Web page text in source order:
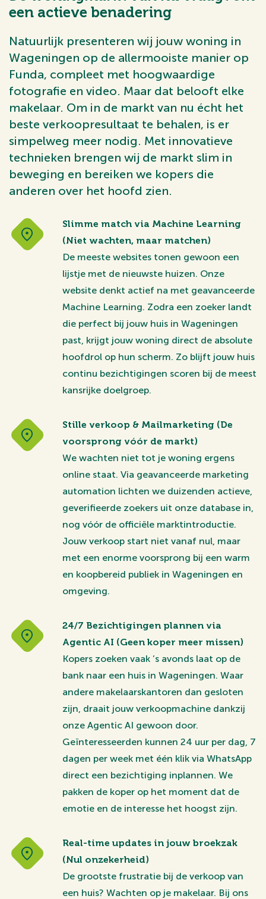
een actieve benadering
Natuurlijk presenteren wij jouw woning in
Wageningen op de allermooiste manier op
Funda, compleet met hoogwaardige
fotografie en video. Maar dat belooft elke
makelaar. Om in de markt van nu écht het
beste verkoopresultaat te behalen, is er
simpelweg meer nodig. Met innovatieve
technieken brengen wij de markt slim in
beweging en bereiken we kopers die
anderen over het hoofd zien.
Slimme match via Machine Learning
(Niet wachten, maar matchen)
De meeste websites tonen gewoon een
lijstje met de nieuwste huizen. Onze
website denkt actief na met geavanceerde
Machine Learning. Zodra een zoeker landt
die perfect bij jouw huis in Wageningen
past, krijgt jouw woning direct de absolute
hoofdrol op hun scherm. Zo blijft jouw huis
continu bezichtigingen scoren bij de meest
kansrijke doelgroep.
Stille verkoop & Mailmarketing (De
voorsprong vóór de markt)
We wachten niet tot je woning ergens
online staat. Via geavanceerde marketing
automation lichten we duizenden actieve,
geverifieerde zoekers uit onze database in,
nog vóór de officiële marktintroductie.
Jouw verkoop start niet vanaf nul, maar
met een enorme voorsprong bij een warm
en koopbereid publiek in Wageningen en
omgeving.
24/7 Bezichtigingen plannen via
Agentic AI (Geen koper meer missen)
Kopers zoeken vaak ’s avonds laat op de
bank naar een huis in Wageningen. Waar
andere makelaarskantoren dan gesloten
zijn, draait jouw verkoopmachine dankzij
onze Agentic AI gewoon door.
Geïnteresseerden kunnen 24 uur per dag, 7
dagen per week met één klik via WhatsApp
direct een bezichtiging inplannen. We
pakken de koper op het moment dat de
emotie en de interesse het hoogst zijn.
Real-time updates in jouw broekzak
(Nul onzekerheid)
De grootste frustratie bij de verkoop van
een huis? Wachten op je makelaar. Bij ons